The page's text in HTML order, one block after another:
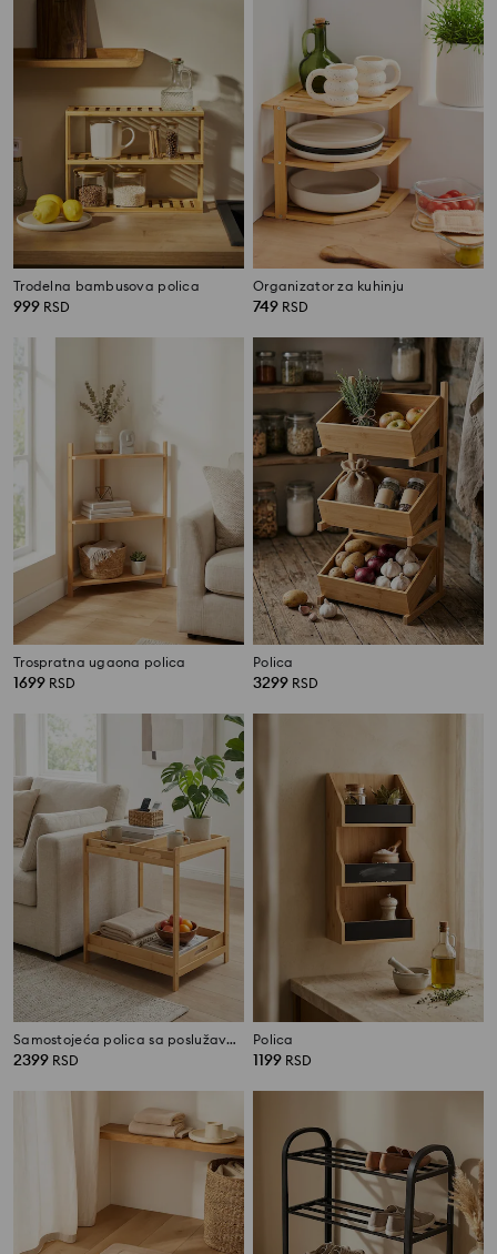
Trodelna bambusova polica
999 RSD
Organizator za kuhinju
749 RSD
Trospratna ugaona polica
1699 RSD
Polica
3299 RSD
Samostojeća polica sa poslužavnicima
2399 RSD
Polica
1199 RSD